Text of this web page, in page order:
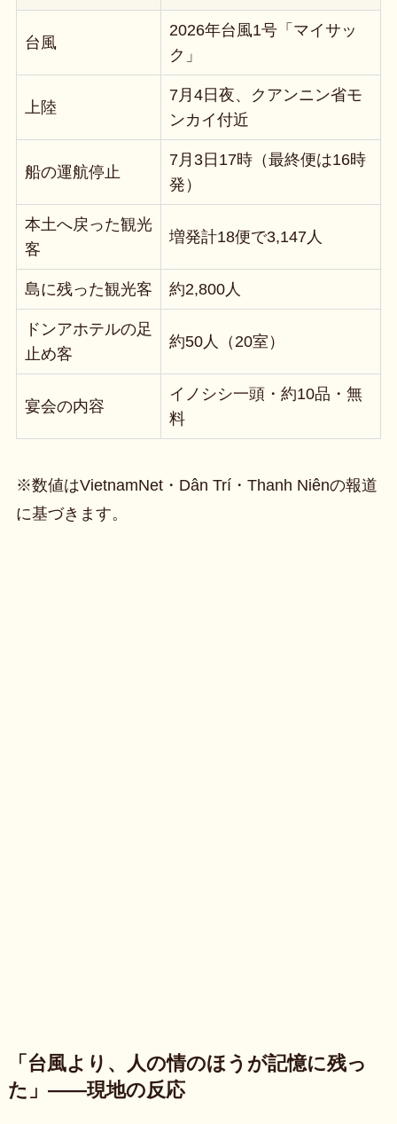
台風
2026年台風1号「マイサッ
ク」
上陸
7月4日夜、クアンニン省モ
ンカイ付近
船の運航停止
7月3日17時（最終便は16時
発）
本土へ戻った観光
客
増発計18便で3,147人
島に残った観光客 約2,800人
ドンアホテルの足
止め客
約50人（20室）
宴会の内容
イノシシ一頭・約10品・無
料
※数値はVietnamNet・Dân Trí・Thanh Niênの報道
に基づきます。
「台風より、人の情のほうが記憶に残っ
た」——現地の反応